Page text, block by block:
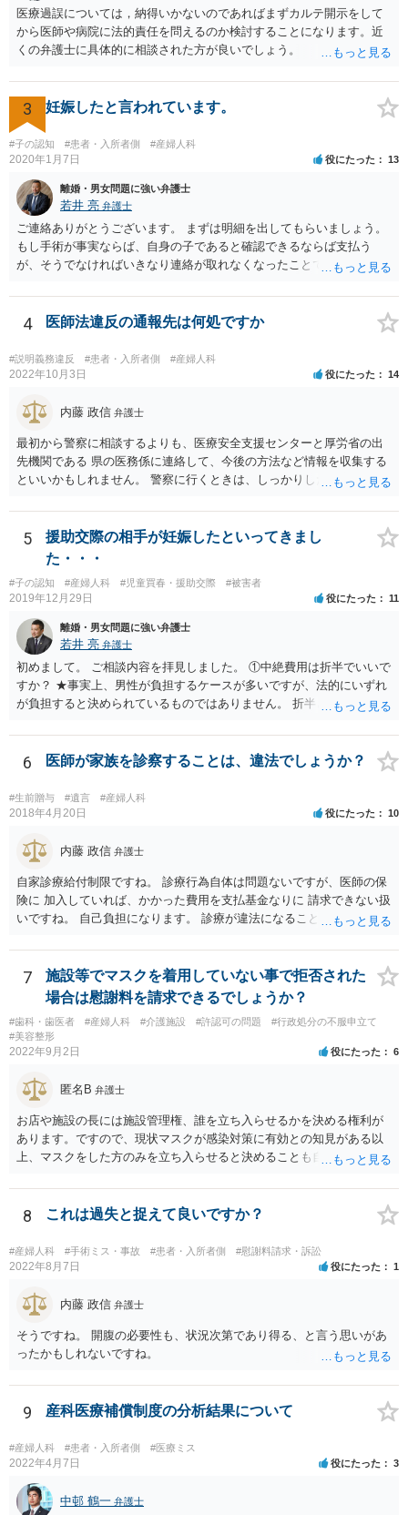
医療過誤については，納得いかないのであればまずカルテ開示をして
から医師や病院に法的責任を問えるのか検討することになります。近
くの弁護士に具体的に相談された方が良いでしょう。
3 妊娠したと言われています。
#子の認知 #患者・入所者側 #産婦人科
2020年1月7日 役にたった 13
離婚・男女問題に強い弁護士
若井 亮 弁護士
ご連絡ありがとうございます。 まずは明細を出してもらいましょう。
もし手術が事実ならば、自身の子であると確認できるならば支払う
が、そうでなければいきなり連絡が取れなくなったことで不信感もあ
してはいかがでしょうか。 代理人となる場合ですが、事務所ごとにま
ちまちです。 弊所の場合、交渉をお受けするとなると20万円くらいが
4 医師法違反の通報先は何処ですか
#説明義務違反 #患者・入所者側 #産婦人科
2022年10月3日 役にたった 14
内藤 政信 弁護士
最初から警察に相談するよりも、医療安全支援センターと厚労省の出
先機関である 県の医務係に連絡して、今後の方法など情報を収集する
といいかもしれません。 警察に行くときは、しっかりした被害届ある
5
援助交際の相手が妊娠したといってきまし
た・・・
#子の認知 #産婦人科 #児童買春・援助交際 #被害者
2019年12月29日 役にたった 11
離婚・男女問題に強い弁護士
若井 亮 弁護士
初めまして。 ご相談内容を拝見しました。 ①中絶費用は折半でいいで
すか？ ★事実上、男性が負担するケースが多いですが、法的にいずれ
が負担すると決められているものではありません。 折半という考え方
否するそぶりもなかったので合意の上となるのか？ ★性行為について
の合意があることは特に問題にならないでしょう ③DNA鑑定をして事
であると主張するのであれば、DNA鑑定をするのも一つの選択肢にな
るかと思います ④慰謝料請求されるのか ★慰謝料請求の根拠はないで
け入れていると言えます。 当方行為が不法行為などに該当することは
理人を立てて、事実確認のほか対応の全てを任せてしまうというやり
方もあります。 妊娠をしたという話をベースにしたトラブルも多くあ
るところなので、もし相手方が脅し含みで請求をしてくるようであれ
6 医師が家族を診察することは、違法でしょうか？
#生前贈与 #遺言 #産婦人科
2018年4月20日 役にたった 10
内藤 政信 弁護士
自家診療給付制限ですね。 診療行為自体は問題ないですが、医師の保
険に 加入していれば、かかった費用を支払基金なりに 請求できない扱
いですね。 自己負担になります。 診療が違法になることはないです
7
施設等でマスクを着用していない事で拒否された
場合は慰謝料を請求できるでしょうか？
#歯科・歯医者 #産婦人科 #介護施設 #許認可の問題
#行政処分の不服申立て
#美容整形
2022年9月2日 役にたった 6
匿名B 弁護士
お店や施設の長には施設管理権、誰を立ち入らせるかを決める権利が
あります。ですので、現状マスクが感染対策に有効との知見がある以
上、マスクをした方のみを立ち入らせると決めることも自由であり、
など公益的な側面のある業種ですと、公衆浴場法など各種業法で定め
られた理由以外での利用拒否は禁止されていますし、公の施設でもマ
ては慰謝料の請求は認められないと考えられます。
8 これは過失と捉えて良いですか？
#産婦人科 #手術ミス・事故 #患者・入所者側 #慰謝料請求・訴訟
2022年8月7日 役にたった 1
内藤 政信 弁護士
そうですね。 開腹の必要性も、状況次第であり得る、と言う思いがあ
ったかもしれないですね。
9 産科医療補償制度の分析結果について
#産婦人科 #患者・入所者側 #医療ミス
2022年4月7日 役にたった 3
中邨 鶴一 弁護士